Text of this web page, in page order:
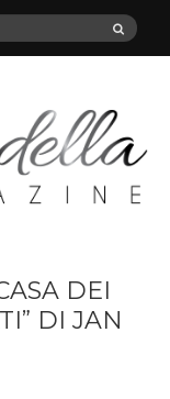
DEI
DI JAN